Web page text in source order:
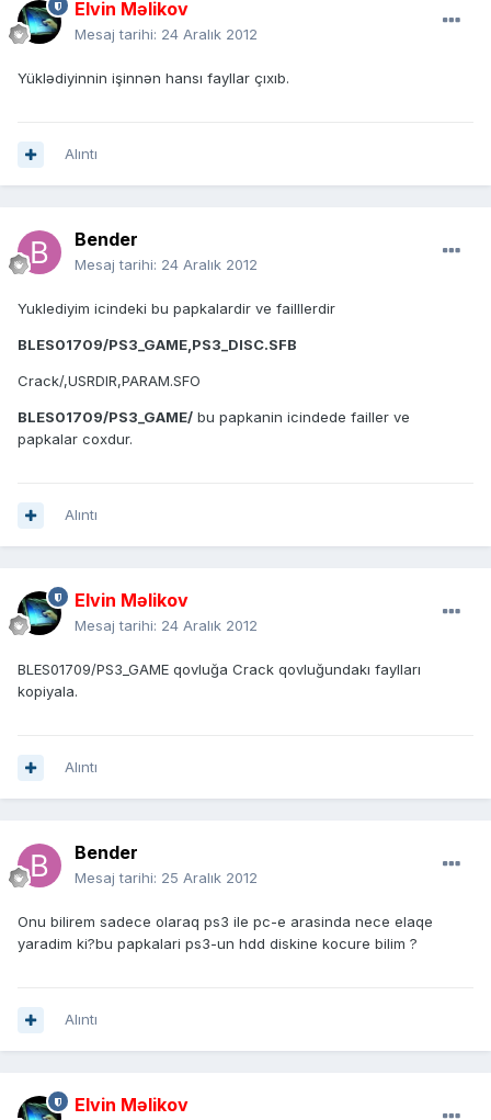
Elvin Məlikov
Mesaj tarihi: 24 Aralık 2012
Yüklədiyinnin işinnən hansı fayllar çıxıb.
Alıntı
Bender
Mesaj tarihi: 24 Aralık 2012
Yuklediyim icindeki bu papkalardir ve failllerdir
BLES01709/PS3_GAME,PS3_DISC.SFB
Crack/,USRDIR,PARAM.SFO
BLES01709/PS3_GAME/ bu papkanin icindede failler ve
papkalar coxdur.
Alıntı
Elvin Məlikov
Mesaj tarihi: 24 Aralık 2012
BLES01709/PS3_GAME qovluğa Crack qovluğundakı faylları
kopiyala.
Alıntı
Bender
Mesaj tarihi: 25 Aralık 2012
Onu bilirem sadece olaraq ps3 ile pc-e arasinda nece elaqe
yaradim ki?bu papkalari ps3-un hdd diskine kocure bilim ?
Alıntı
Elvin Məlikov